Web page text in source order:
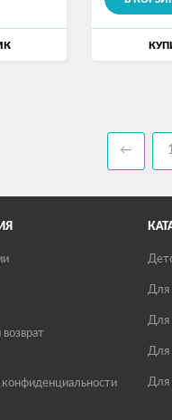
←
возврат
конфиденциальности
Для
Для
Для
Для